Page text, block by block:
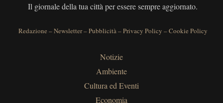
Il giornale della tua città per essere sempre aggiornato.
Redazione –Newsletter–Pubblicità –Privacy Policy –Cookie Policy
Notizie
Ambiente
Cultura ed Eventi
Economia